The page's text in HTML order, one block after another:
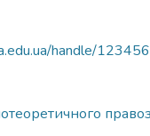
handle/